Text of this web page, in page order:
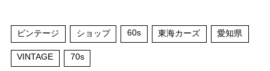
ビンテージ ショップ 60s 東海カーズ 愛知県
VINTAGE 70s